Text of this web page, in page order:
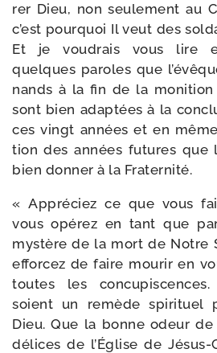
rer Dieu, non seule­ment au
c’est pour­quoi Il veut des
Et je vou­drais vous lire
quelques paroles que
nands à la fin de la moni­tion
sont bien adap­tées à la
ces vingt années et en
tion des années futures que
bien don­ner à la Fraternité.
« Appréciez ce que vous
vous opé­rez en tant que
mys­tère de la mort de Notre
effor­cez de faire mou­rir en
toutes les
soient un remède spi­ri­tuel
Dieu. Que la bonne odeur
délices de l’Église de